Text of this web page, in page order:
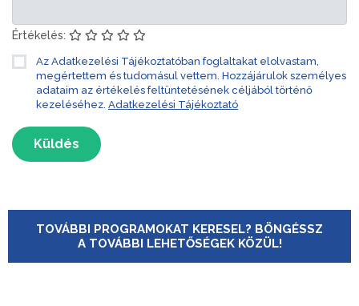
Értékelés:
Az Adatkezelési Tájékoztatóban foglaltakat elolvastam,
megértettem és tudomásul vettem. Hozzájárulok személyes
adataim az értékelés feltüntetésének céljából történő
kezeléséhez. Adatkezelési Tájékoztató
Küldés
TOVÁBBI PROGRAMOKAT KERESEL? BÖNGÉSSZ
A TOVÁBBI LEHETŐSÉGEK KÖZÜL!